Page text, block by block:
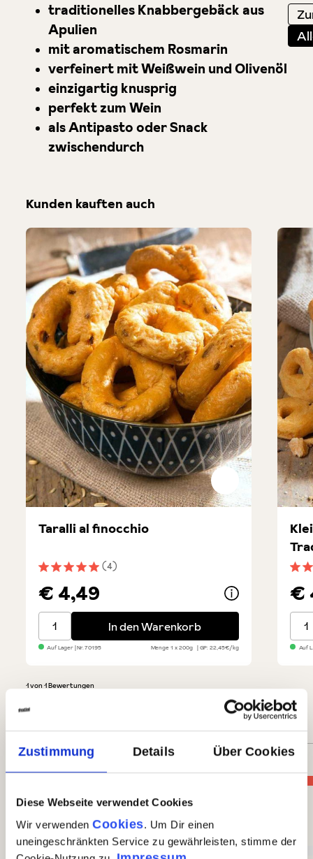
Zustimmung Details Über Cookies
Diese Webseite verwendet Cookies
Wir verwenden Cookies. Um Dir einen
uneingeschränkten Service zu gewährleisten, stimme der
traditionelles Knabbergebäck aus
Apulien
mit aromatischem Rosmarin
verfeinert mit Weißwein und Olivenöl
einzigartig knusprig
perfekt zum Wein
als Antipasto oder Snack
zwischendurch
Kunden kauften auch
Produktgalerie überspringen
Durchschnittliche Bewertung von 5 von 5 Sternen
(4)
Taralli al finocchio
€ 4,49
Taralli al finocchioIn den Warenkorb
Auf Lager| Nr.70195 Menge1 x 200g GP: 22,45€/kg
€
Auf
1 von 1 Bewertungen
Durchschnittliche Bewertung von 5 von 5 Sternen
100%
Sehr gut (0)